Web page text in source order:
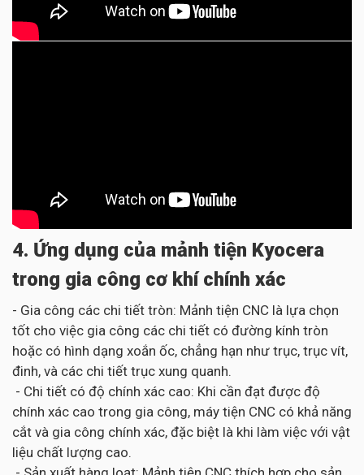
4. Ứng dụng của mảnh tiện Kyocera
trong gia công cơ khí chính xác
- Gia công các chi tiết tròn: Mảnh tiện CNC là lựa chọn
tốt cho việc gia công các chi tiết có đường kính tròn
hoặc có hình dạng xoắn ốc, chẳng hạn như trục, trục vít,
đinh, và các chi tiết trục xung quanh.
- Chi tiết có độ chính xác cao: Khi cần đạt được độ
chính xác cao trong gia công, máy tiện CNC có khả năng
cắt và gia công chính xác, đặc biệt là khi làm việc với vật
liệu chất lượng cao.